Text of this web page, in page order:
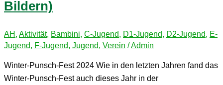
Bildern)
AH , Aktivität, Bambini, C-Jugend, D1-Jugend, D2-Jugend, E-
Jugend, F-Jugend, Jugend, Verein /Admin
Winter-Punsch-Fest 2024 Wie in den letzten Jahren fand das
Winter-Punsch-Fest auch dieses Jahr in der